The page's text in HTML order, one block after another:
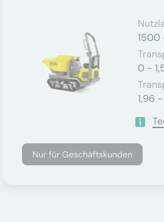
0 -
1,96
Nur für Geschäftskunden